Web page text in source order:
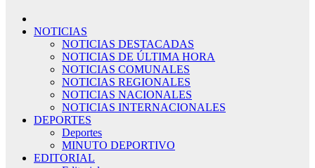
NOTICIAS
NOTICIAS DESTACADAS
NOTICIAS DE ÚLTIMA HORA
NOTICIAS COMUNALES
NOTICIAS REGIONALES
NOTICIAS NACIONALES
NOTICIAS INTERNACIONALES
DEPORTES
Deportes
MINUTO DEPORTIVO
EDITORIAL